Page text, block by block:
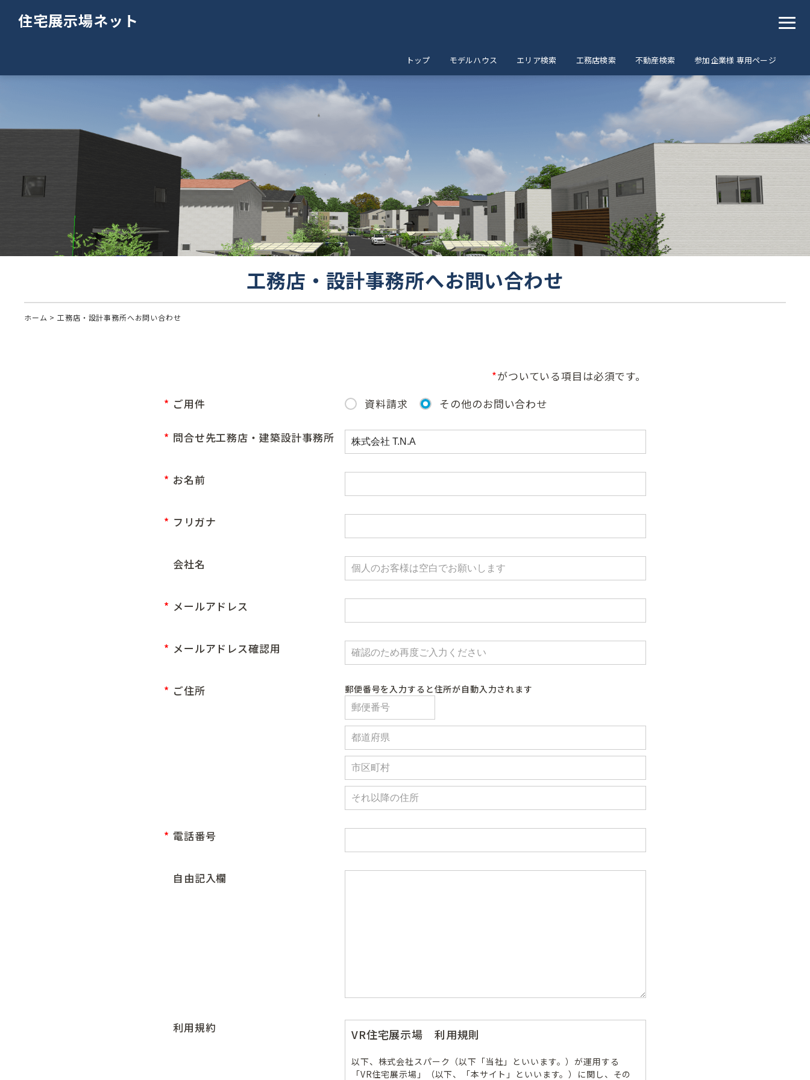
住宅展示場ネット
トップ モデルハウス エリア検索 工務店検索 不動産検索 参加企業様 専用ページ
工務店・設計事務所へお問い合わせ
ホーム >工務店・設計事務所へお問い合わせ
*がついている項目は必須です。
ご用件
資料請求 その他のお問い合わせ
問合せ先工務店・建築設計事務所
お名前
フリガナ
会社名
メールアドレス
メールアドレス確認用
ご住所 郵便番号を入力すると住所が自動入力されます
電話番号
自由記入欄
利用規約 VR住宅展示場 利用規則
以下、株式会社スパーク（以下「当社」といいます。）が運用する
「VR住宅展示場」（以下、「本サイト」といいます。）に関し、その